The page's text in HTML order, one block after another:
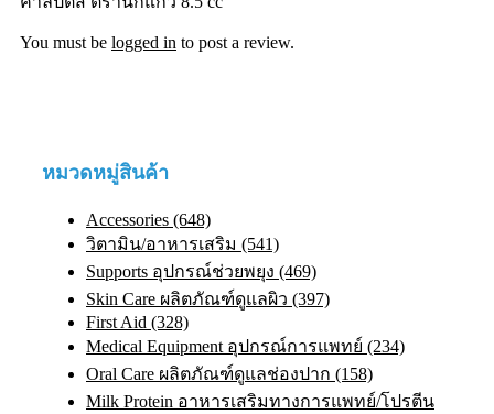
หมวดหมู่สินค้า
Accessories (648)
วิตามิน/อาหารเสริม (541)
Supports อุปกรณ์ช่วยพยุง (469)
Skin Care ผลิตภัณฑ์ดูแลผิว (397)
First Aid (328)
Medical Equipment อุปกรณ์การแพทย์ (234)
Oral Care ผลิตภัณฑ์ดูแลช่องปาก (158)
Milk Protein อาหารเสริมทางการแพทย์/โปรตีน
You must be logged in to post a review.